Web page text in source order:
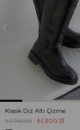
Klasik Diz Altı Çizme
₺1.300,13
₺2.166,89